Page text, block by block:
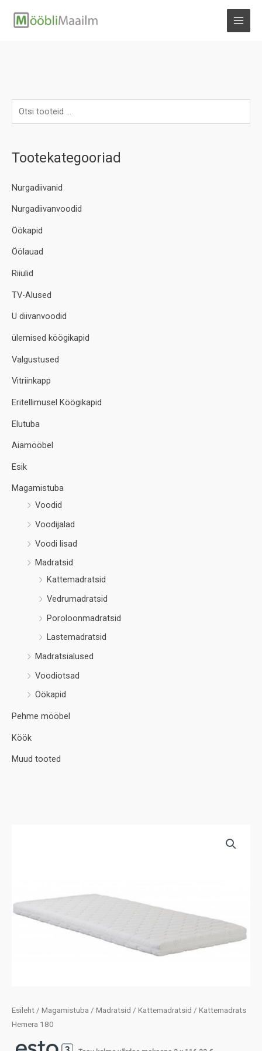
Tootekategooriad
Nurgadiivanid
Nurgadiivanvoodid
Öökapid
Öölauad
Riiulid
TV-Alused
U diivanvoodid
ülemised köögikapid
Valgustused
Vitriinkapp
Eritellimusel Köögikapid
Elutuba
Aiamööbel
Esik
Magamistuba
Voodid
Voodijalad
Voodi lisad
Madratsid
Kattemadratsid
Vedrumadratsid
Poroloonmadratsid
Lastemadratsid
Madratsialused
Voodiotsad
Öökapid
Pehme mööbel
Köök
Muud tooted
Esileht / Magamistuba / Madratsid / Kattemadratsid / Kattemadrats
Hemera 180